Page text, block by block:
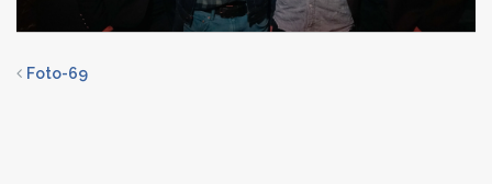
Foto-69